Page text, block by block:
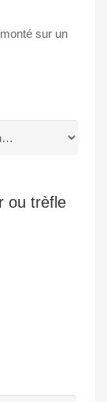
sur un
ou trèfle